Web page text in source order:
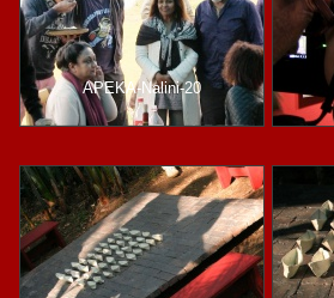
APEKA-Nalini-20